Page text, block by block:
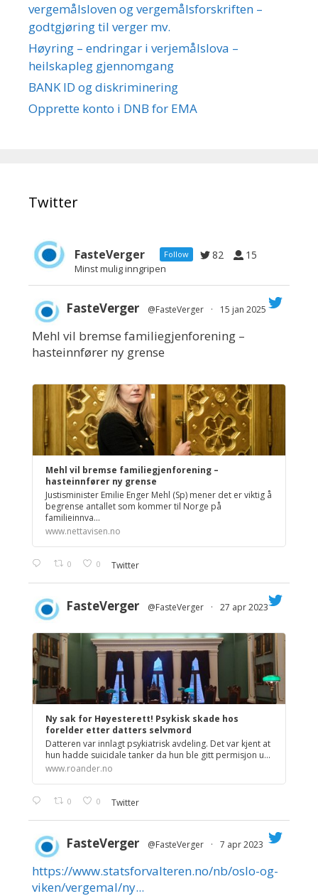
vergemålsloven og vergemålsforskriften –
godtgjøring til verger mv.
Høyring – endringar i verjemålslova –
heilskapleg gjennomgang
BANK ID og diskriminering
Opprette konto i DNB for EMA
Twitter
FasteVerger Follow 82 15
Minst mulig inngripen
;
FasteVerger @FasteVerger · 15 jan 2025
Mehl vil bremse familiegjenforening –
hasteinnfører ny grense
Mehl vil bremse familiegjenforening –
hasteinnfører ny grense
Justisminister Emilie Enger Mehl (Sp) mener det er viktig å
begrense antallet som kommer til Norge på
familieinnva...
www.nettavisen.no
0 0 Twitter
;
FasteVerger @FasteVerger · 27 apr 2023
Ny sak for Høyesterett! Psykisk skade hos
forelder etter datters selvmord
Datteren var innlagt psykiatrisk avdeling. Det var kjent at
hun hadde suicidale tanker da hun ble gitt permisjon u...
www.roander.no
0 0 Twitter
;
FasteVerger @FasteVerger · 7 apr 2023
https://www.statsforvalteren.no/nb/oslo-og-
viken/vergemal/ny...